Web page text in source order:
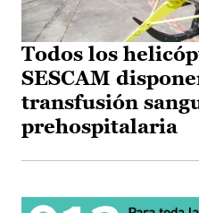
Todos los
SESCAM
transfusión
prehospitalaria